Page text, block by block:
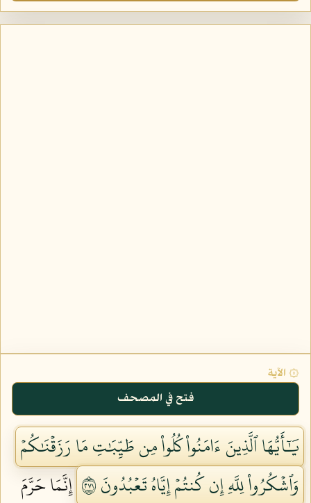
۞ الآية
فتح في المصحف
يَٰٓأَيُّهَا ٱلَّذِينَ ءَامَنُواْ كُلُواْ مِن طَيِّبَٰتِ مَا رَزَقۡنَٰكُمۡ
وَٱشۡكُرُواْ لِلَّهِ إِن كُنتُمۡ إِيَّاهُ تَعۡبُدُونَ ١٧٢
إِنَّمَا حَرَّمَ